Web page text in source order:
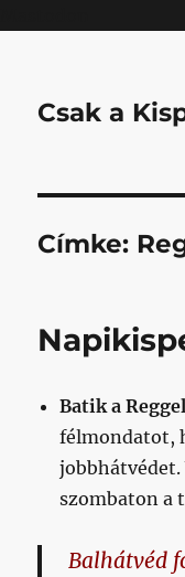
Csak a
Címke:
Batik a
félmondatot,
jobbhátvédet.
szombaton a
Balhátvéd